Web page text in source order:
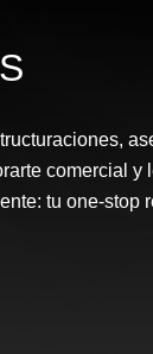
comercial y
tu one-stop